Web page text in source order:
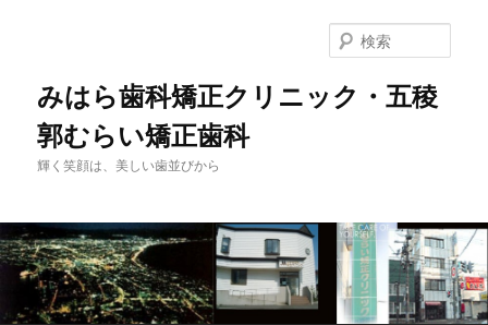
みはら歯科矯正クリニック・五稜
郭むらい矯正歯科
輝く笑顔は、美しい歯並びから
索